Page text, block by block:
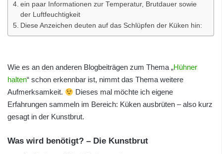
ein paar Informationen zur Temperatur, Brutdauer sowie
der Luftfeuchtigkeit
Diese Anzeichen deuten auf das Schlüpfen der Küken hin:
Wie es an den anderen Blogbeiträgen zum Thema „Hühner
halten“ schon erkennbar ist, nimmt das Thema weitere
Aufmerksamkeit.
Dieses mal möchte ich eigene
Erfahrungen sammeln im Bereich: Küken ausbrüten – also kurz
gesagt in der Kunstbrut.
Was wird benötigt? – Die Kunstbrut